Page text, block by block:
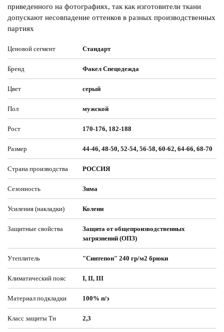
приведенного на фотографиях, так как изготовители ткани
допускают несовпадение оттенков в разных производственных
партиях
Ценовой сегмент Стандарт
Бренд Факел Спецодежда
Цвет серый
Пол мужской
Рост 170-176, 182-188
Размер 44-46, 48-50, 52-54, 56-58, 60-62, 64-66, 68-70
Страна производства РОССИЯ
Сезонность Зима
Усиления (накладки) Колени
Защитные свойства
Защита от общепроизводственных
загрязнений (ОПЗ)
Утеплитель "Синтепон" 240 гр/м2 брюки
Климатический пояс I, II, III
Материал подкладки 100% п/э
Класс защиты Тн 2,3